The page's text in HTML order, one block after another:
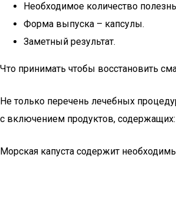
Необходимое количество
Форма выпуска – капсулы.
Заметный результат.
Что принимать чтобы восстановить
Не только перечень лечебных
с включением продуктов, содержащих:
Морская капуста содержит